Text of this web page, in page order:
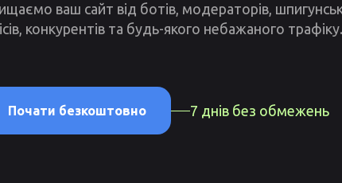
ваш сайт від ботів, модераторів,
конкурентів та будь-якого небажаного трафіку.
Почати безкоштовно 7 днів без обмежень